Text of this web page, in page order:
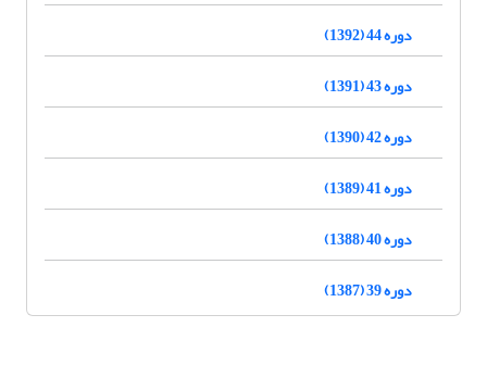
دوره 44 (1392)
دوره 43 (1391)
دوره 42 (1390)
دوره 41 (1389)
دوره 40 (1388)
دوره 39 (1387)